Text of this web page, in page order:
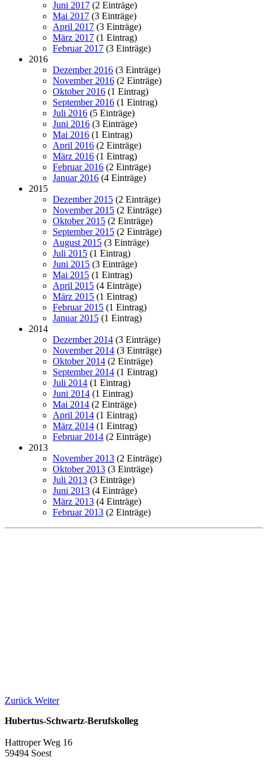
Juni 2017 (2 Einträge)
Mai 2017 (3 Einträge)
April 2017 (3 Einträge)
März 2017 (1 Eintrag)
Februar 2017 (3 Einträge)
2016
Dezember 2016 (3 Einträge)
November 2016 (2 Einträge)
Oktober 2016 (1 Eintrag)
September 2016 (1 Eintrag)
Juli 2016 (5 Einträge)
Juni 2016 (3 Einträge)
Mai 2016 (1 Eintrag)
April 2016 (2 Einträge)
März 2016 (1 Eintrag)
Februar 2016 (2 Einträge)
Januar 2016 (4 Einträge)
2015
Dezember 2015 (2 Einträge)
November 2015 (2 Einträge)
Oktober 2015 (2 Einträge)
September 2015 (2 Einträge)
August 2015 (3 Einträge)
Juli 2015 (1 Eintrag)
Juni 2015 (3 Einträge)
Mai 2015 (1 Eintrag)
April 2015 (4 Einträge)
März 2015 (1 Eintrag)
Februar 2015 (1 Eintrag)
Januar 2015 (1 Eintrag)
2014
Dezember 2014 (3 Einträge)
November 2014 (3 Einträge)
Oktober 2014 (2 Einträge)
September 2014 (1 Eintrag)
Juli 2014 (1 Eintrag)
Juni 2014 (1 Eintrag)
Mai 2014 (2 Einträge)
April 2014 (1 Eintrag)
März 2014 (1 Eintrag)
Februar 2014 (2 Einträge)
2013
November 2013 (2 Einträge)
Oktober 2013 (3 Einträge)
Juli 2013 (3 Einträge)
Juni 2013 (4 Einträge)
März 2013 (4 Einträge)
Februar 2013 (2 Einträge)
Zurück Weiter
Hubertus-Schwartz-Berufskolleg
Hattroper Weg 16
59494 Soest